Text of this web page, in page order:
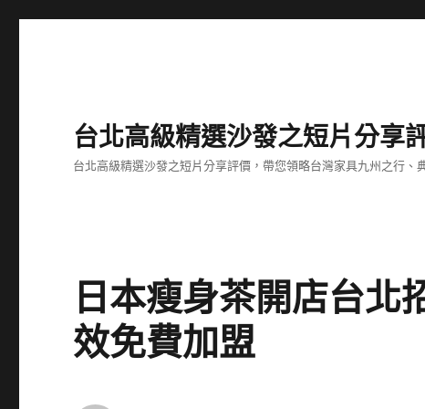
台北高級精選沙發之短片分享
台北高級精選沙發之短片分享評價，帶您領略台灣家具九州之行
日本瘦身茶開店台北
效免費加盟